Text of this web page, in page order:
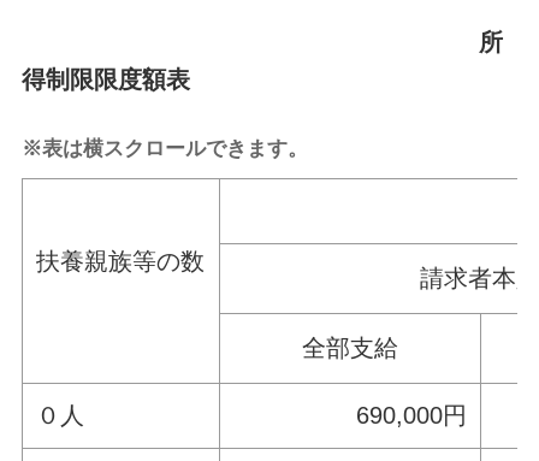
所
得制限限度額表
※表は横スクロールできます。
扶養親族等の数
請求者本
全部支給
０人 690,000円